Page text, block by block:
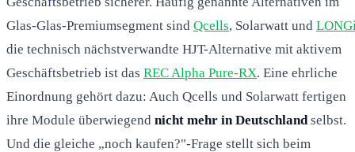
Glas-Glas-Premiumsegment sind Qcells, Solarwatt und
die technisch nächstverwandte HJT-Alternative mit aktivem
Geschäftsbetrieb ist das REC Alpha Pure-RX. Eine ehrliche
Einordnung gehört dazu: Auch Qcells und Solarwatt fertigen
ihre Module überwiegend nicht mehr in Deutschland selbst.
Und die gleiche „noch kaufen?"-Frage stellt sich beim